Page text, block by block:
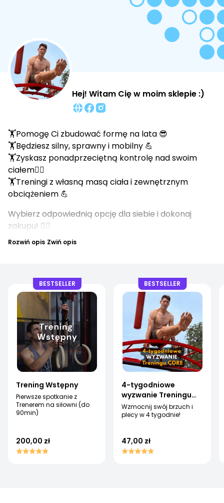
Hej! Witam Cię w moim sklepie :)
🏋️Pomogę Ci zbudować formę na lata 😎
🏋️Będziesz silny, sprawny i mobilny 💪
🏋️Zyskasz ponadprzeciętną kontrolę nad swoim
ciałem🤸‍♀️
🏋️Treningi z własną masą ciała i zewnętrznym
obciążeniem 💪
Wybierz odpowiednią opcję dla siebie i dokonaj
zakupu! 🤸‍♀️
Rozwiń opis Zwiń opis
BESTSELLER
Trening Wstępny
Pierwsze spotkanie z
Trenerem na siłowni (do
90min)
200,00 zł
BESTSELLER
4-tygodniowe
wyzwanie Treningu
CORE
Wzmocnij swój brzuch i
plecy w 4 tygodnie!
47,00 zł